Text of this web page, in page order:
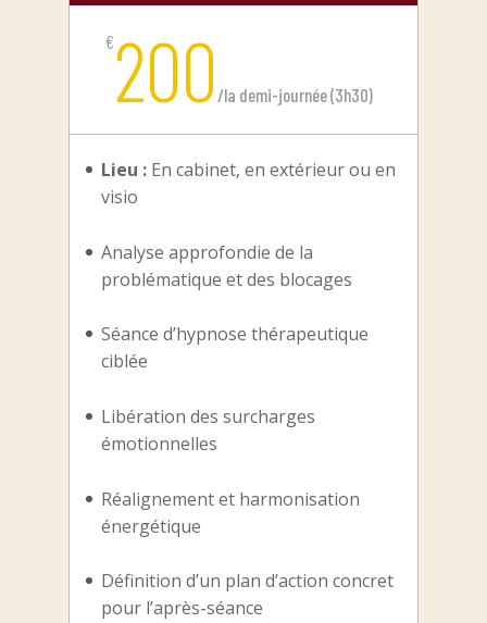
€ 200 /la demi-journée (3h30)
Lieu :En cabinet, en extérieur ou en
visio
Analyse approfondie de la
problématique et des blocages
Séance d’hypnose thérapeutique
ciblée
Libération des surcharges
émotionnelles
Réalignement et harmonisation
énergétique
Définition d’un plan d’action concret
pour l’après-séance